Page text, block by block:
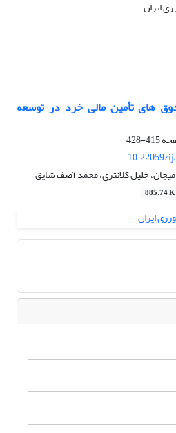
های تأمین مالی خرد در توسعه
415-428
10.22059/
خلیل کلانتری، محمد آصف شایق
885.74 K